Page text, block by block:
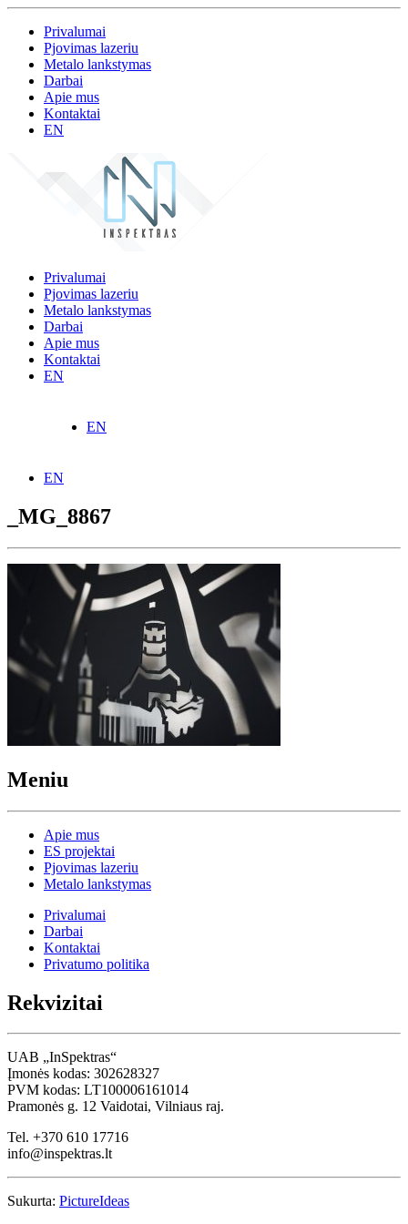
Privalumai
Pjovimas lazeriu
Metalo lankstymas
Darbai
Apie mus
Kontaktai
EN
Privalumai
Pjovimas lazeriu
Metalo lankstymas
Darbai
Apie mus
Kontaktai
EN
EN
EN
_MG_8867
Meniu
Apie mus
ES projektai
Pjovimas lazeriu
Metalo lankstymas
Privalumai
Darbai
Kontaktai
Privatumo politika
Rekvizitai
UAB „InSpektras“
Įmonės kodas: 302628327
PVM kodas: LT100006161014
Pramonės g. 12 Vaidotai, Vilniaus raj.
Tel. +370 610 17716
info@inspektras.lt
Sukurta: PictureIdeas